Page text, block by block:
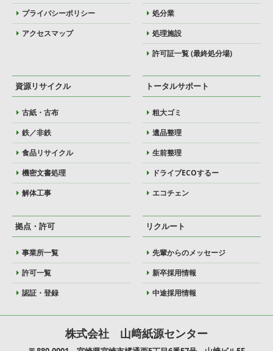
プライバシーポリシー
アクセスマップ
処分業
処理施設
許可証一覧 (最終処分場)
資源リサイクル
古紙・古布
鉄／非鉄
食品リサイクル
機密文書処理
解体工事
トータルサポート
粗大ゴミ
遺品整理
生前整理
ドライブECOするー
エコチェン
拠点・許可
事業所一覧
許可一覧
認証・登録
リクルート
先輩からのメッセージ
新卒採用情報
中途採用情報
株式会社 山﨑紙源センター